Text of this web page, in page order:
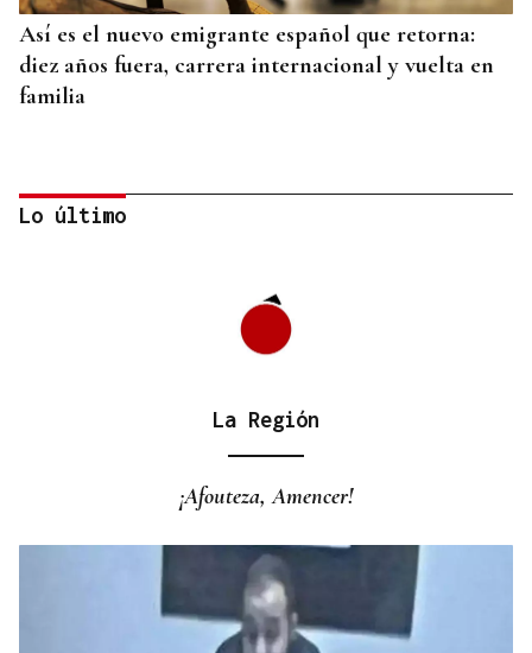
Así es el nuevo emigrante español que retorna:
diez años fuera, carrera internacional y vuelta en
familia
Lo último
La Región
¡Afouteza, Amencer!